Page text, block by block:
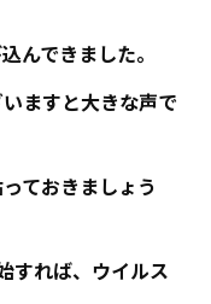
んできました。
ますと大きな声で
ておきましょう
すれば、ウイルス